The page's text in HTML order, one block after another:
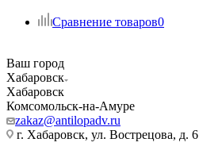
Сравнение товаров0
Ваш город
Хабаровск
Хабаровск
Комсомольск-на-Амуре
zakaz@antilopadv.ru
г. Хабаровск, ул. Вострецова, д. 6